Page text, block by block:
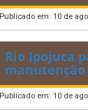
Publicado em: 10 de
Rio Ipojuca
Publicado em: 10 de